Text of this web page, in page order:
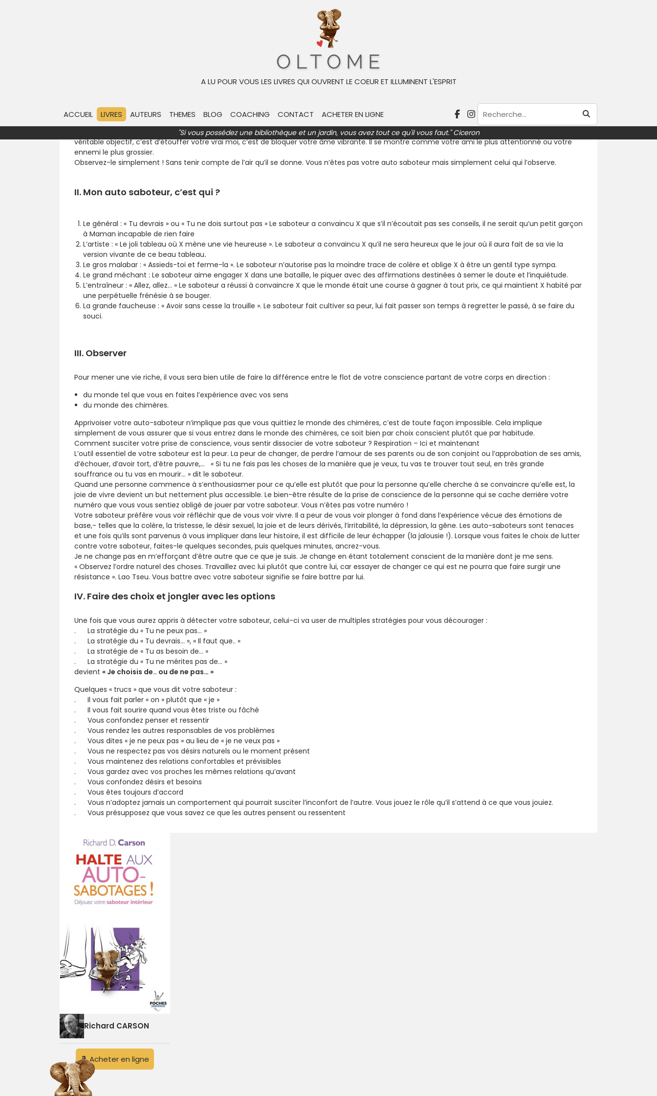
A LU POUR VOUS LES LIVRES QUI OUVRENT LE COEUR ET ILLUMINENT L'ESPRIT
ACCUEIL LIVRES AUTEURS THEMES BLOG COACHING CONTACT ACHETER EN LIGNE
"Si vous possédez une bibliothèque et un jardin, vous avez tout ce qu'il vous faut." Ciceron
Biographie de l'auteur
Résumé du livre de Richard Carson « Haltes aux auto-sabotages ! »
Votre auto-saboteur, c’est le narrateur qui vit au fond de vous, dans votre tête tout au long de votre existence. Il vous dit qui vous êtes, il définit et
interprète vos expériences, il vous dit comment vous vous sentez, veut que vous acceptiez ses interprétations comme le reflet de la réalité. Son
véritable objectif, c’est d’étouffer votre vrai moi, c’est de bloquer votre âme vibrante. Il se montre comme votre ami le plus attentionné ou votre
ennemi le plus grossier.
Observez-le simplement ! Sans tenir compte de l’air qu’il se donne. Vous n’êtes pas votre auto saboteur mais simplement celui qui l’observe.
II. Mon auto saboteur, c’est qui ?
Le général : « Tu devrais » ou « Tu ne dois surtout pas » Le saboteur a convaincu X que s’il n’écoutait pas ses conseils, il ne serait qu’un petit garçon
à Maman incapable de rien faire
L’artiste : « Le joli tableau où X mène une vie heureuse ». Le saboteur a convaincu X qu’il ne sera heureux que le jour où il aura fait de sa vie la
version vivante de ce beau tableau.
Le gros malabar : « Assieds-toi et ferme-la ». Le saboteur n’autorise pas la moindre trace de colère et oblige X à être un gentil type sympa.
Le grand méchant : Le saboteur aime engager X dans une bataille, le piquer avec des affirmations destinées à semer le doute et l’inquiétude.
L’entraîneur : « Allez, allez… » Le saboteur a réussi à convaincre X que le monde était une course à gagner à tout prix, ce qui maintient X habité par
une perpétuelle frénésie à se bouger.
La grande faucheuse : « Avoir sans cesse la trouille ». Le saboteur fait cultiver sa peur, lui fait passer son temps à regretter le passé, à se faire du
souci.
III. Observer
Pour mener une vie riche, il vous sera bien utile de faire la différence entre le flot de votre conscience partant de votre corps en direction :
du monde tel que vous en faites l’expérience avec vos sens
du monde des chimères.
Apprivoiser votre auto-saboteur n’implique pas que vous quittiez le monde des chimères, c’est de toute façon impossible. Cela implique
simplement de vous assurer que si vous entrez dans le monde des chimères, ce soit bien par choix conscient plutôt que par habitude.
Comment susciter votre prise de conscience, vous sentir dissocier de votre saboteur ? Respiration – Ici et maintenant
L’outil essentiel de votre saboteur est la peur. La peur de changer, de perdre l’amour de ses parents ou de son conjoint ou l’approbation de ses amis,
d’échouer, d’avoir tort, d’être pauvre,… « Si tu ne fais pas les choses de la manière que je veux, tu vas te trouver tout seul, en très grande
souffrance ou tu vas en mourir… » dit le saboteur.
Quand une personne commence à s’enthousiasmer pour ce qu’elle est plutôt que pour la personne qu’elle cherche à se convaincre qu’elle est, la
joie de vivre devient un but nettement plus accessible. Le bien-être résulte de la prise de conscience de la personne qui se cache derrière votre
numéro que vous vous sentiez obligé de jouer par votre saboteur. Vous n’êtes pas votre numéro !
Votre saboteur préfère vous voir réfléchir que de vous voir vivre. Il a peur de vous voir plonger à fond dans l’expérience vécue des émotions de
base,- telles que la colère, la tristesse, le désir sexuel, la joie et de leurs dérivés, l’irritabilité, la dépression, la gêne. Les auto-saboteurs sont tenaces
et une fois qu’ils sont parvenus à vous impliquer dans leur histoire, il est difficile de leur échapper (la jalousie !). Lorsque vous faites le choix de lutter
contre votre saboteur, faites-le quelques secondes, puis quelques minutes, ancrez-vous.
Je ne change pas en m’efforçant d’être autre que ce que je suis. Je change en étant totalement conscient de la manière dont je me sens.
« Observez l’ordre naturel des choses. Travaillez avec lui plutôt que contre lui, car essayer de changer ce qui est ne pourra que faire surgir une
résistance ». Lao Tseu. Vous battre avec votre saboteur signifie se faire battre par lui.
IV. Faire des choix et jongler avec les options
Une fois que vous aurez appris à détecter votre saboteur, celui-ci va user de multiples stratégies pour vous décourager :
. La stratégie du « Tu ne peux pas… »
. La stratégie du « Tu devrais… », « Il faut que.. «
. La stratégie de « Tu as besoin de… »
. La stratégie du « Tu ne mérites pas de… »
devient « Je choisis de.. ou de ne pas… »
Quelques « trucs » que vous dit votre saboteur :
. Il vous fait parler « on » plutôt que « je »
. Il vous fait sourire quand vous êtes triste ou fâché
. Vous confondez penser et ressentir
. Vous rendez les autres responsables de vos problèmes
. Vous dites « je ne peux pas » au lieu de « je ne veux pas »
. Vous ne respectez pas vos désirs naturels ou le moment présent
. Vous maintenez des relations confortables et prévisibles
. Vous gardez avec vos proches les mêmes relations qu’avant
. Vous confondez désirs et besoins
. Vous êtes toujours d’accord
. Vous n’adoptez jamais un comportement qui pourrait susciter l’inconfort de l’autre. Vous jouez le rôle qu’il s’attend à ce que vous jouiez.
. Vous présupposez que vous savez ce que les autres pensent ou ressentent
Richard CARSON
Acheter en ligne